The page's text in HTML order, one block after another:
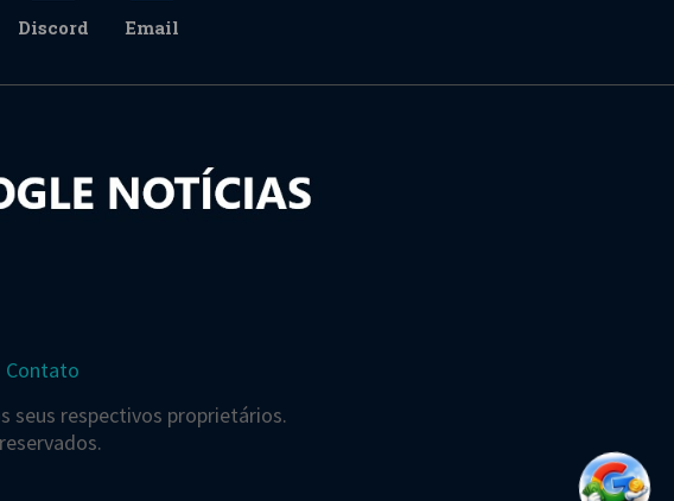
Discord Email
Contato
seus respectivos proprietários.